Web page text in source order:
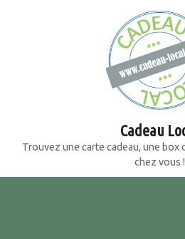
e
Cadeau
Trouvez une carte cadeau, une box
chez vous !